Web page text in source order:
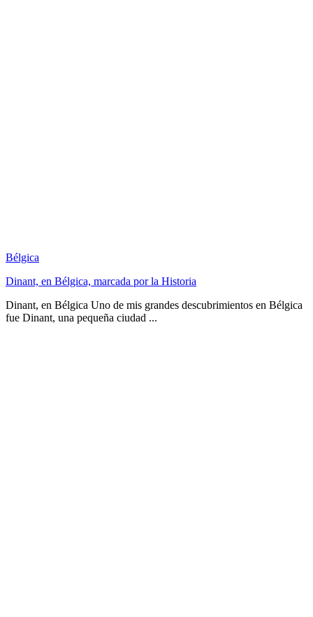
Bélgica
Dinant, en Bélgica, marcada por la Historia
Dinant, en Bélgica Uno de mis grandes descubrimientos en Bélgica
fue Dinant, una pequeña ciudad ...